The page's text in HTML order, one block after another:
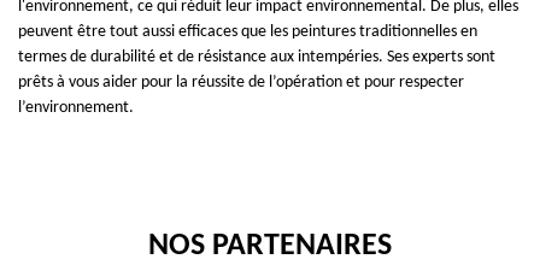
l'environnement, ce qui réduit leur impact environnemental. De plus, elles
peuvent être tout aussi efficaces que les peintures traditionnelles en
termes de durabilité et de résistance aux intempéries. Ses experts sont
prêts à vous aider pour la réussite de l’opération et pour respecter
l’environnement.
NOS PARTENAIRES